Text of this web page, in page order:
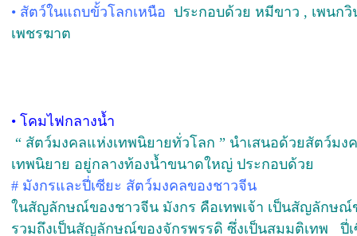
• สัตว์ในแถบขั้วโลกเหนือ ประกอบด้วย หมีขาว , เพนก
เพชรฆาต
• โคมไฟกลางน้ำ
“สัตว์มงคลแห่งเทพนิยายทั่วโลก ” นำเสนอด้วยสัตว์ม
เทพนิยาย อยู่กลางท้องน้ำขนาดใหญ่ ประกอบด้วย
# มังกรและปี่เซียะ สัตว์มงคลของชาวจีน
ในสัญลักษณ์ของชาวจีน มังกร คือเทพเจ้า เป็นสัญลักษณ์
รวมถึงเป็นสัญลักษณ์ของจักรพรรดิ ซึ่งเป็นสมมติเทพ ปี่เ